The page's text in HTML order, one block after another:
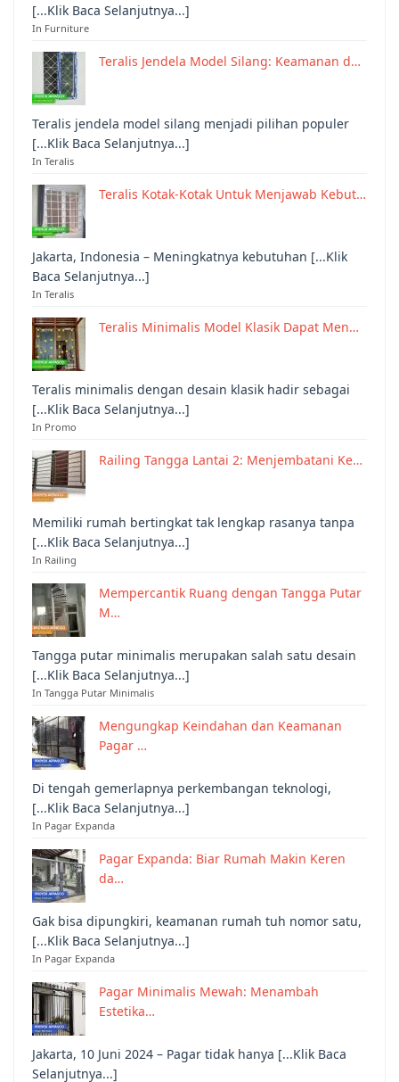
[...Klik Baca Selanjutnya...]
In Furniture
Teralis Jendela Model Silang: Keamanan d…
Teralis jendela model silang menjadi pilihan populer
[...Klik Baca Selanjutnya...]
In Teralis
Teralis Kotak-Kotak Untuk Menjawab Kebut…
Jakarta, Indonesia – Meningkatnya kebutuhan [...Klik
Baca Selanjutnya...]
In Teralis
Teralis Minimalis Model Klasik Dapat Men…
Teralis minimalis dengan desain klasik hadir sebagai
[...Klik Baca Selanjutnya...]
In Promo
Railing Tangga Lantai 2: Menjembatani Ke…
Memiliki rumah bertingkat tak lengkap rasanya tanpa
[...Klik Baca Selanjutnya...]
In Railing
Mempercantik Ruang dengan Tangga Putar
M…
Tangga putar minimalis merupakan salah satu desain
[...Klik Baca Selanjutnya...]
In Tangga Putar Minimalis
Mengungkap Keindahan dan Keamanan
Pagar …
Di tengah gemerlapnya perkembangan teknologi,
[...Klik Baca Selanjutnya...]
In Pagar Expanda
Pagar Expanda: Biar Rumah Makin Keren
da…
Gak bisa dipungkiri, keamanan rumah tuh nomor satu,
[...Klik Baca Selanjutnya...]
In Pagar Expanda
Pagar Minimalis Mewah: Menambah
Estetika…
Jakarta, 10 Juni 2024 – Pagar tidak hanya [...Klik Baca
Selanjutnya...]